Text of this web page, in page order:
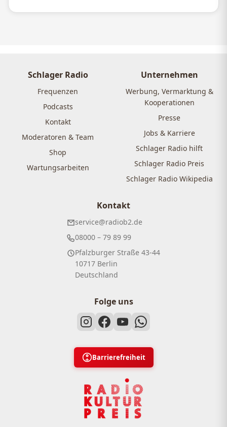
Schlager Radio
Frequenzen
Podcasts
Kontakt
Moderatoren & Team
Shop
Wartungsarbeiten
Unternehmen
Werbung, Vermarktung &
Kooperationen
Presse
Jobs & Karriere
Schlager Radio hilft
Schlager Radio Preis
Schlager Radio Wikipedia
Kontakt
service@radiob2.de
08000 – 79 89 99
Pfalzburger Straße 43-44
10717 Berlin
Deutschland
Folge uns
Barrierefreiheit